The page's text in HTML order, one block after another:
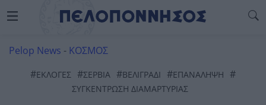
Pelop News - ΚΟΣΜΟΣ
#ΕΚΛΟΓΈΣ #ΣΕΡΒΙΑ #ΒΕΛΙΓΡΑΔΙ #ΕΠΑΝΑΛΗΨΗ #
ΣΥΓΚΕΝΤΡΩΣΗ ΔΙΑΜΑΡΤΥΡΙΑΣ